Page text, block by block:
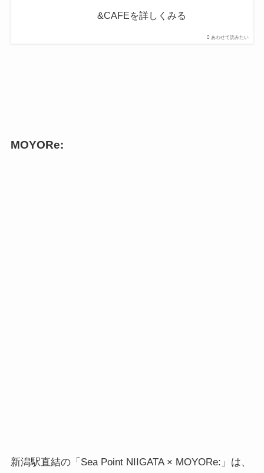
あわせて読みたい
&CAFEを詳しくみる
MOYORe:
新潟駅直結の「Sea Point NIIGATA × MOYORe:」は、